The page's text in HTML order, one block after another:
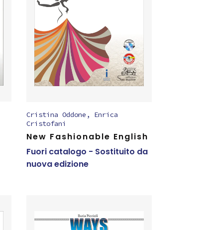
Cristina Oddone , Enrica
Cristofani
New Fashionable English
Fuori catalogo - Sostituito da
nuova edizione